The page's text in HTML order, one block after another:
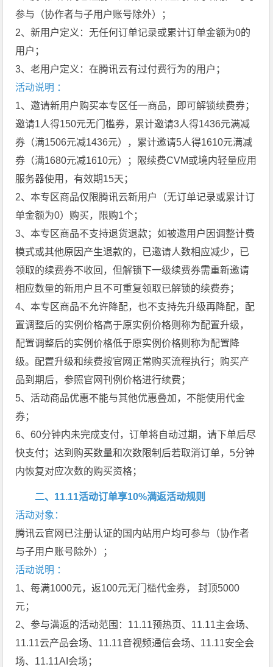
参与（协作者与子用户账号除外）；
2、新用户定义：无任何订单记录或累计订单金额为0的
用户；
3、老用户定义：在腾讯云有过付费行为的用户；
活动说明 ：
1、邀请新用户购买本专区任一商品，即可解锁续费券；
邀请1人得150元无门槛券，累计邀请3人得1436元满减
券（满1506元减1436元），累计邀请5人得1610元满减
券（满1680元减1610元）；限续费CVM或境内轻量应用
服务器使用，有效期15天；
2、本专区商品仅限腾讯云新用户（无订单记录或累计订
单金额为0）购买，限购1个；
3、本专区商品不支持退货退款；如被邀用户因调整计费
模式或其他原因产生退款的，已邀请人数相应减少，已
领取的续费券不收回，但解锁下一级续费券需重新邀请
相应数量的新用户且不可重复领取已解锁的续费券；
4、本专区商品不允许降配，也不支持先升级再降配，配
置调整后的实例价格高于原实例价格则称为配置升级，
配置调整后的实例价格低于原实例价格则称为配置降
级。配置升级和续费按官网正常购买流程执行；购买产
品到期后，参照官网刊例价格进行续费；
5、活动商品优惠不能与其他优惠叠加，不能使用代金
券；
6、60分钟内未完成支付，订单将自动过期，请下单后尽
快支付；达到购买数量和次数限制后若取消订单，5分钟
内恢复对应次数的购买资格；
二、11.11活动订单享10%满返活动规则
活动对象：
腾讯云官网已注册认证的国内站用户均可参与（协作者
与子用户账号除外）；
活动说明 ：
1、每满1000元，返100元无门槛代金券， 封顶5000
元；
2、参与满返的活动范围：11.11预热页、11.11主会场、
11.11云产品会场、11.11音视频通信会场、11.11安全会
场、11.11AI会场；